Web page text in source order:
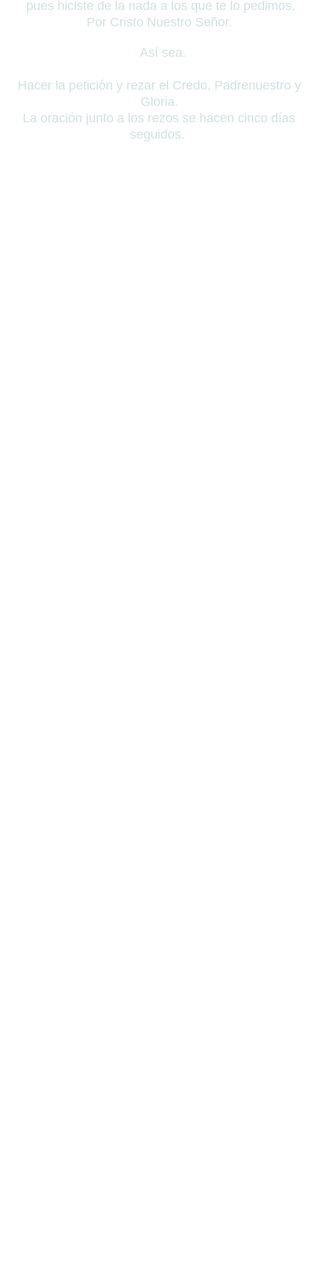
pues hiciste de la nada a los que te lo pedimos.
Por Cristo Nuestro Señor.
Así sea.
Hacer la petición y rezar el Credo, Padrenuestro y
Gloria.
La oración junto a los rezos se hacen cinco días
seguidos.